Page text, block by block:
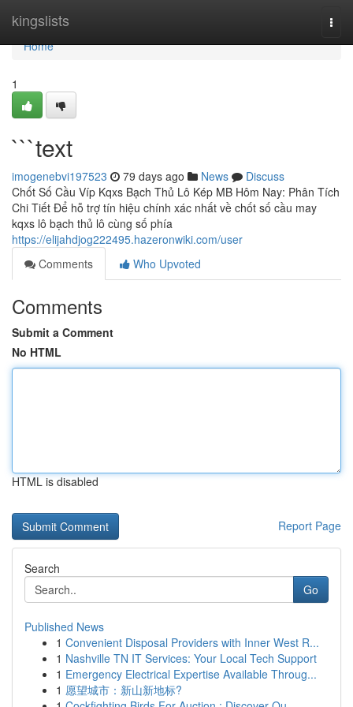
kingslists
Home
Home
1
```text
imogenebvi197523 79 days ago News
Discuss
Chốt Số Cầu Víp Kqxs Bạch Thủ Lô Kép MB Hôm Nay: Phân Tích
Chi Tiết Để hỗ trợ tín hiệu chính xác nhất về chốt số cầu may
kqxs lô bạch thủ lô cùng số phía
https://elijahdjog222495.hazeronwiki.com/user
Comments
Who Upvoted
Comments
Submit a Comment
No HTML
HTML is disabled
Report Page
Search
Go
Published News
1 Convenient Disposal Providers with Inner West R...
1 Nashville TN IT Services: Your Local Tech Support
1 Emergency Electrical Expertise Available Throug...
1 愿望城市：新山新地标?